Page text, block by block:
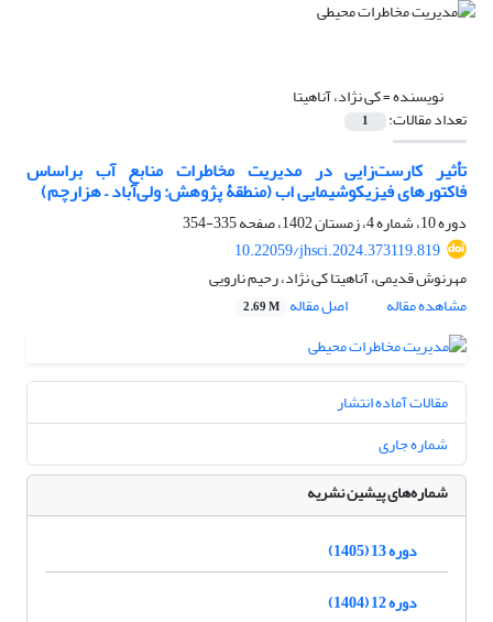
نویسنده =کی نژاد، آناهیتا
تعداد مقالات: 1
تأثیر کارست‌زایی در مدیریت مخاطرات منابع آب براساس
فاکتورهای فیزیکوشیمایی اب (منطقۀ پژوهش: ولی‌آباد – هزارچم)
دوره 10، شماره 4، زمستان 1402، صفحه
335-354
10.22059/jhsci.2024.373119.819
مهرنوش قدیمی، آناهیتا کی نژاد، رحیم نارویی
مشاهده مقاله
اصل مقاله 2.69 M
مقالات آماده انتشار
شماره جاری
شماره‌های پیشین نشریه
دوره 13 (1405)
دوره 12 (1404)